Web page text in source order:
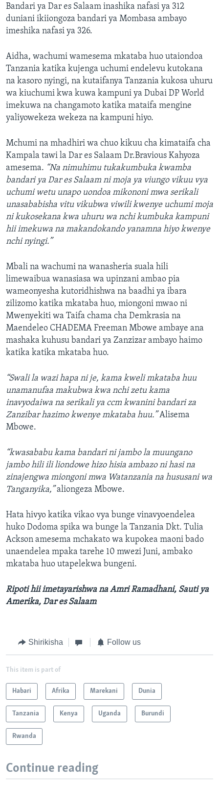
Bandari ya Dar es Salaam inashika nafasi ya 312
duniani ikiiongoza bandari ya Mombasa ambayo
imeshika nafasi ya 326.
Aidha, wachumi wamesema mkataba huo utaiondoa
Tanzania katika kujenga uchumi endelevu kutokana
na kasoro nyingi, na kutaifanya Tanzania kukosa uhuru
wa kiuchumi kwa kuwa kampuni ya Dubai DP World
imekuwa na changamoto katika mataifa mengine
yaliyowekeza wekeza na kampuni hiyo.
Mchumi na mhadhiri wa chuo kikuu cha kimataifa cha
Kampala tawi la Dar es Salaam Dr.Bravious Kahyoza
amesema. “Na nimuhimu tukakumbuka kwamba
bandari ya Dar es Salaam ni moja ya viungo vikuu vya
uchumi wetu unapo uondoa mikononi mwa serikali
unasababisha vitu vikubwa viwili kwenye uchumi moja
ni kukosekana kwa uhuru wa nchi kumbuka kampuni
hii imekuwa na makandokando yanamna hiyo kwenye
nchi nyingi.”
Mbali na wachumi na wanasheria suala hili
limewaibua wanasiasa wa upinzani ambao pia
wameonyesha kutoridhishwa na baadhi ya ibara
zilizomo katika mkataba huo, miongoni mwao ni
Mwenyekiti wa Taifa chama cha Demkrasia na
Maendeleo CHADEMA Freeman Mbowe ambaye ana
mashaka kuhusu bandari ya Zanzizar ambayo haimo
katika katika mkataba huo.
“Swali la wazi hapa ni je, kama kweli mkataba huu
unamanufaa makubwa kwa nchi zetu kama
inavyodaiwa na serikali ya ccm kwanini bandari za
Zanzibar hazimo kwenye mkataba huu.”Alisema
Mbowe.
“kwasababu kama bandari ni jambo la muungano
jambo hili ili liondowe hizo hisia ambazo ni hasi na
zinajengwa miongoni mwa Watanzania na hususani wa
Tanganyika,”aliongeza Mbowe.
Hata hivyo katika vikao vya bunge vinavyoendelea
huko Dodoma spika wa bunge la Tanzania Dkt. Tulia
Ackson amesema mchakato wa kupokea maoni bado
unaendelea mpaka tarehe 10 mwezi Juni, ambako
mkataba huo utapelekwa bungeni.
Ripoti hii imetayarishwa na Amri Ramadhani, Sauti ya
Amerika, Dar es Salaam
Shirikisha Follow us
This item is part of
Habari Afrika Marekani Dunia
Tanzania Kenya Uganda Burundi
Rwanda
Continue reading